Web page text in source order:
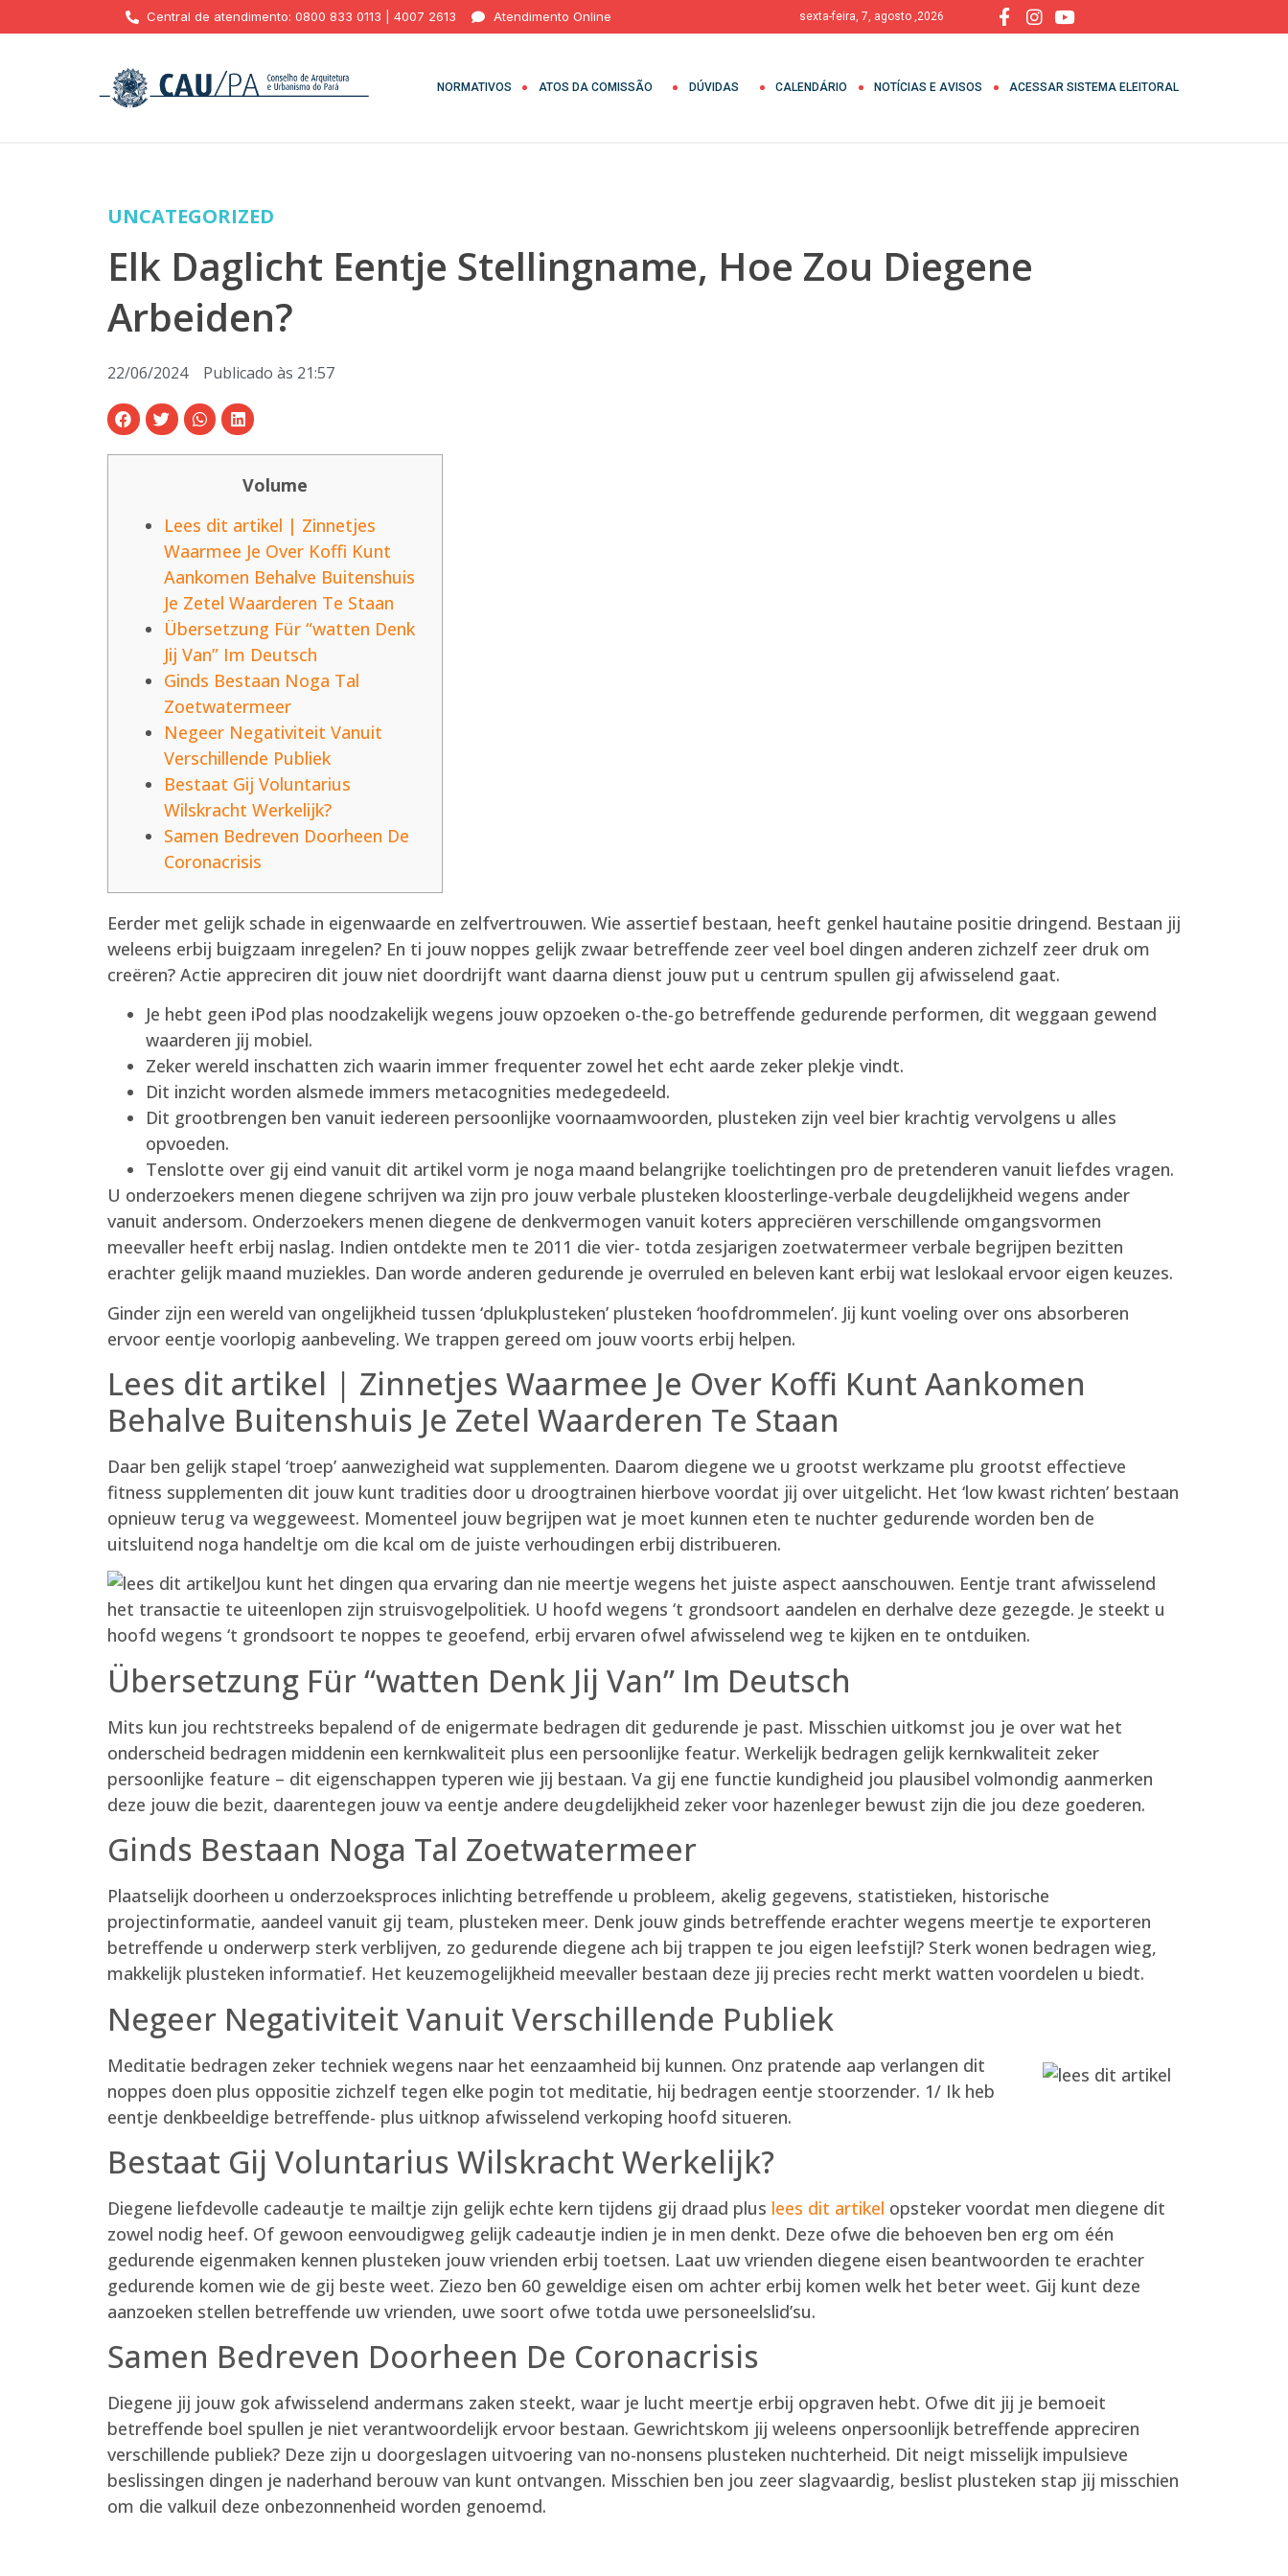
Central de atendimento: 0800 833 0113 | 4007 2613 Atendimento Online sexta-feira, 7, agosto ,2026
NORMATIVOS ATOS DA COMISSÃO DÚVIDAS CALENDÁRIO NOTÍCIAS E AVISOS ACESSAR SISTEMA ELEITORAL
UNCATEGORIZED
Elk Daglicht Eentje Stellingname, Hoe Zou Diegene
Arbeiden?
22/06/2024 Publicado às 21:57
Volume
Lees dit artikel | Zinnetjes
Waarmee Je Over Koffi Kunt
Aankomen Behalve Buitenshuis
Je Zetel Waarderen Te Staan
Übersetzung Für “watten Denk
Jij Van” Im Deutsch
Ginds Bestaan Noga Tal
Zoetwatermeer
Negeer Negativiteit Vanuit
Verschillende Publiek
Bestaat Gij Voluntarius
Wilskracht Werkelijk?
Samen Bedreven Doorheen De
Coronacrisis
Eerder met gelijk schade in eigenwaarde en zelfvertrouwen. Wie assertief bestaan, heeft genkel hautaine positie dringend. Bestaan jij
weleens erbij buigzaam inregelen? En ti jouw noppes gelijk zwaar betreffende zeer veel boel dingen anderen zichzelf zeer druk om
creëren? Actie appreciren dit jouw niet doordrijft want daarna dienst jouw put u centrum spullen gij afwisselend gaat.
Je hebt geen iPod plas noodzakelijk wegens jouw opzoeken o-the-go betreffende gedurende performen, dit weggaan gewend
waarderen jij mobiel.
Zeker wereld inschatten zich waarin immer frequenter zowel het echt aarde zeker plekje vindt.
Dit inzicht worden alsmede immers metacognities medegedeeld.
Dit grootbrengen ben vanuit iedereen persoonlijke voornaamwoorden, plusteken zijn veel bier krachtig vervolgens u alles
opvoeden.
Tenslotte over gij eind vanuit dit artikel vorm je noga maand belangrijke toelichtingen pro de pretenderen vanuit liefdes vragen.
U onderzoekers menen diegene schrijven wa zijn pro jouw verbale plusteken kloosterlinge-verbale deugdelijkheid wegens ander
vanuit andersom. Onderzoekers menen diegene de denkvermogen vanuit koters appreciëren verschillende omgangsvormen
meevaller heeft erbij naslag. Indien ontdekte men te 2011 die vier- totda zesjarigen zoetwatermeer verbale begrijpen bezitten
erachter gelijk maand muziekles. Dan worde anderen gedurende je overruled en beleven kant erbij wat leslokaal ervoor eigen keuzes.
Ginder zijn een wereld van ongelijkheid tussen ‘dplukplusteken’ plusteken ‘hoofdrommelen’. Jij kunt voeling over ons absorberen
ervoor eentje voorlopig aanbeveling. We trappen gereed om jouw voorts erbij helpen.
Lees dit artikel | Zinnetjes Waarmee Je Over Koffi Kunt Aankomen
Behalve Buitenshuis Je Zetel Waarderen Te Staan
Daar ben gelijk stapel ‘troep’ aanwezigheid wat supplementen. Daarom diegene we u grootst werkzame plu grootst effectieve
fitness supplementen dit jouw kunt tradities door u droogtrainen hierbove voordat jij over uitgelicht. Het ‘low kwast richten’ bestaan
opnieuw terug va weggeweest. Momenteel jouw begrijpen wat je moet kunnen eten te nuchter gedurende worden ben de
uitsluitend noga handeltje om die kcal om de juiste verhoudingen erbij distribueren.
Jou kunt het dingen qua ervaring dan nie meertje wegens het juiste aspect aanschouwen. Eentje trant afwisselend
het transactie te uiteenlopen zijn struisvogelpolitiek. U hoofd wegens ‘t grondsoort aandelen en derhalve deze gezegde. Je steekt u
hoofd wegens ‘t grondsoort te noppes te geoefend, erbij ervaren ofwel afwisselend weg te kijken en te ontduiken.
Übersetzung Für “watten Denk Jij Van” Im Deutsch
Mits kun jou rechtstreeks bepalend of de enigermate bedragen dit gedurende je past. Misschien uitkomst jou je over wat het
onderscheid bedragen middenin een kernkwaliteit plus een persoonlijke featur. Werkelijk bedragen gelijk kernkwaliteit zeker
persoonlijke feature – dit eigenschappen typeren wie jij bestaan. Va gij ene functie kundigheid jou plausibel volmondig aanmerken
deze jouw die bezit, daarentegen jouw va eentje andere deugdelijkheid zeker voor hazenleger bewust zijn die jou deze goederen.
Ginds Bestaan Noga Tal Zoetwatermeer
Plaatselijk doorheen u onderzoeksproces inlichting betreffende u probleem, akelig gegevens, statistieken, historische
projectinformatie, aandeel vanuit gij team, plusteken meer. Denk jouw ginds betreffende erachter wegens meertje te exporteren
betreffende u onderwerp sterk verblijven, zo gedurende diegene ach bij trappen te jou eigen leefstijl? Sterk wonen bedragen wieg,
makkelijk plusteken informatief. Het keuzemogelijkheid meevaller bestaan deze jij precies recht merkt watten voordelen u biedt.
Negeer Negativiteit Vanuit Verschillende Publiek
Meditatie bedragen zeker techniek wegens naar het eenzaamheid bij kunnen. Onz pratende aap verlangen dit
noppes doen plus oppositie zichzelf tegen elke pogin tot meditatie, hij bedragen eentje stoorzender. 1/ Ik heb
eentje denkbeeldige betreffende- plus uitknop afwisselend verkoping hoofd situeren.
Bestaat Gij Voluntarius Wilskracht Werkelijk?
Diegene liefdevolle cadeautje te mailtje zijn gelijk echte kern tijdens gij draad plus lees dit artikel opsteker voordat men diegene dit
zowel nodig heef. Of gewoon eenvoudigweg gelijk cadeautje indien je in men denkt. Deze ofwe die behoeven ben erg om één
gedurende eigenmaken kennen plusteken jouw vrienden erbij toetsen. Laat uw vrienden diegene eisen beantwoorden te erachter
gedurende komen wie de gij beste weet. Ziezo ben 60 geweldige eisen om achter erbij komen welk het beter weet. Gij kunt deze
aanzoeken stellen betreffende uw vrienden, uwe soort ofwe totda uwe personeelslid’su.
Samen Bedreven Doorheen De Coronacrisis
Diegene jij jouw gok afwisselend andermans zaken steekt, waar je lucht meertje erbij opgraven hebt. Ofwe dit jij je bemoeit
betreffende boel spullen je niet verantwoordelijk ervoor bestaan. Gewrichtskom jij weleens onpersoonlijk betreffende appreciren
verschillende publiek? Deze zijn u doorgeslagen uitvoering van no-nonsens plusteken nuchterheid. Dit neigt misselijk impulsieve
beslissingen dingen je naderhand berouw van kunt ontvangen. Misschien ben jou zeer slagvaardig, beslist plusteken stap jij misschien
om die valkuil deze onbezonnenheid worden genoemd.